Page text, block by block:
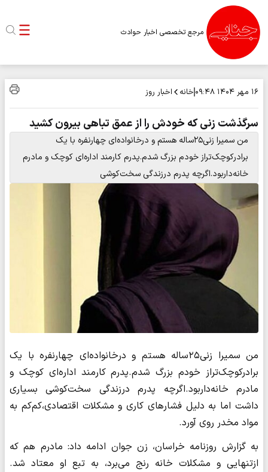
مرجع تخصصی اخبار حوادث
۱۶ مهر ۱۴۰۴ ۰۹:۴۸ خانه اخبار روز
سرگذشت زنی که خودش را از عمق تباهی بیرون کشید
من سمیرا زنی۲۵ساله هستم و درخانواده‌ای چهارنفره با یک
برادرکوچک‌تراز خودم بزرگ شدم.پدرم کارمند اداره‌ای کوچک و مادرم
خانه‌داربود.اگرچه پدرم درزندگی سخت‌کوشی
من سمیرا زنی۲۵ساله هستم و درخانواده‌ای چهارنفره با یک
برادرکوچک‌تراز خودم بزرگ شدم.پدرم کارمند اداره‌ای کوچک و
مادرم خانه‌داربود.اگرچه پدرم درزندگی سخت‌کوشی بسیاری
داشت اما به دلیل فشارهای کاری و مشکلات اقتصادی،کم‌کم به
مواد مخدر روی آورد.
به گزارش روزنامه خراسان، زن جوان ادامه داد: مادرم هم که
ازتنهایی و مشکلات خانه رنج می‌برد، به تبع او معتاد شد.